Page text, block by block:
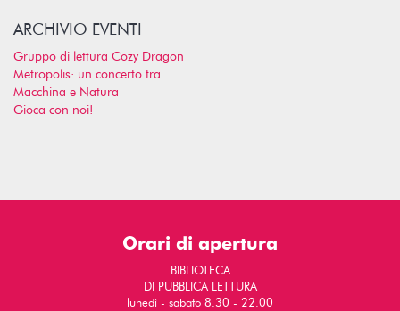
ARCHIVIO EVENTI
Gruppo di lettura Cozy Dragon
Metropolis: un concerto tra
Macchina e Natura
Gioca con noi!
Orari di apertura
BIBLIOTECA
DI PUBBLICA LETTURA
lunedì - sabato 8.30 - 22.00